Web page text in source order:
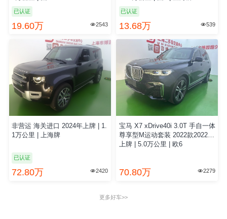
已认证
19.60万 2543
已认证
13.68万 539
非营运 海关进口 2024年上牌 | 1.
1万公里 | 上海牌
已认证
72.80万 2420
宝马 X7 xDrive40i 3.0T 手自一体
尊享型M运动套装 2022款2022年
上牌 | 5.0万公里 | 欧6
70.80万 2279
更多好车>>